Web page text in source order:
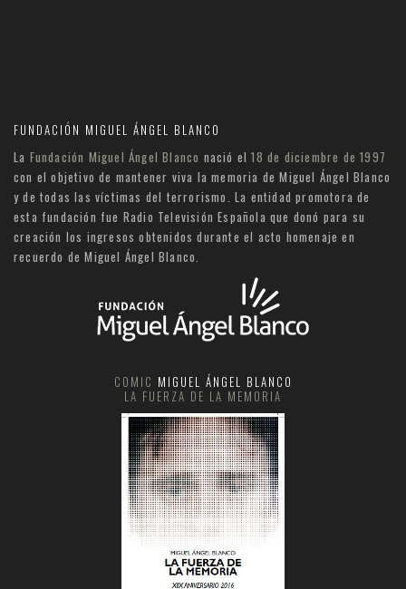
FUNDACIÓN MIGUEL ÁNGEL BLANCO
La Fundación Miguel Ángel Blanco nació el18 de diciembre de 1997
con el objetivo de mantener viva la memoria de Miguel Ángel Blanco
y de todas las víctimas del terrorismo. La entidad promotora de
esta fundación fue Radio Televisión Española que donó para su
creación los ingresos obtenidos durante el acto homenaje en
recuerdo de Miguel Ángel Blanco.
COMIC MIGUEL ÁNGEL BLANCO
LA FUERZA DE LA MEMORIA